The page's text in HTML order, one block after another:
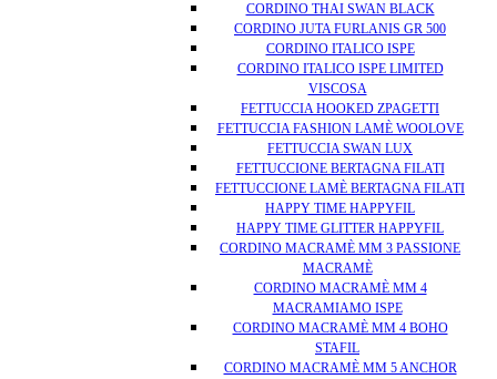
CORDINO THAI SWAN BLACK
CORDINO JUTA FURLANIS GR 500
CORDINO ITALICO ISPE
CORDINO ITALICO ISPE LIMITED
VISCOSA
FETTUCCIA HOOKED ZPAGETTI
FETTUCCIA FASHION LAMÈ WOOLOVE
FETTUCCIA SWAN LUX
FETTUCCIONE BERTAGNA FILATI
FETTUCCIONE LAMÈ BERTAGNA FILATI
HAPPY TIME HAPPYFIL
HAPPY TIME GLITTER HAPPYFIL
CORDINO MACRAMÈ MM 3 PASSIONE
MACRAMÈ
CORDINO MACRAMÈ MM 4
MACRAMIAMO ISPE
CORDINO MACRAMÈ MM 4 BOHO
STAFIL
CORDINO MACRAMÈ MM 5 ANCHOR